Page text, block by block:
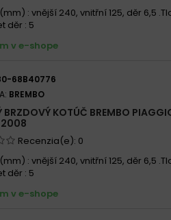
: vnější 240, vnitřní 125, děr 6,5
děr : 5
v e-shope
68B40776
BREMBO
BRZDOVÝ KOTÚČ BREMBO
Recenzia(e): 0
: vnější 240, vnitřní 125, děr 6,5
děr : 5
v e-shope